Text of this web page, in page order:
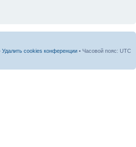
Удалить cookies конференции • Часовой пояс: UTC